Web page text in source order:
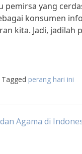
pemirsa yang
konsumen
kita. Jadi,
Tagged perang hari ini
Agama di